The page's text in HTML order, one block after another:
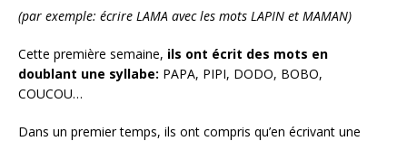
(par exemple: écrire LAMA avec les mots LAPIN et MAMAN)
Cette première semaine, ils ont écrit des mots en
doublant une syllabe: PAPA, PIPI, DODO, BOBO,
COUCOU…
Dans un premier temps, ils ont compris qu’en écrivant une